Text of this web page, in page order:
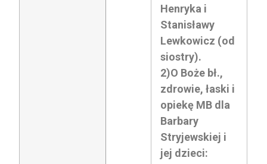
Henryka i
Stanisławy
Lewkowicz (od
siostry).
2)O Boże bł.,
zdrowie, łaski i
opiekę MB dla
Barbary
Stryjewskiej i
jej dzieci: